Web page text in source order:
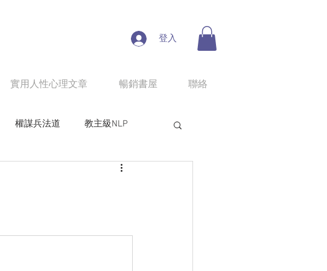
登入
實用人性心理文章 暢銷書屋 聯絡
權謀兵法道 教主級NLP